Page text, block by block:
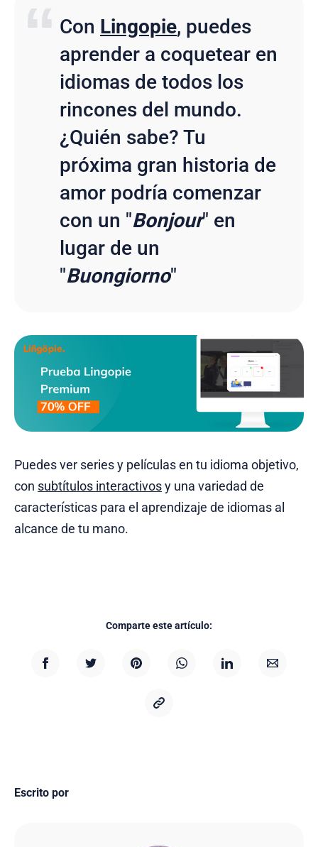
Con Lingopie, puedes
aprender a coquetear en
idiomas de todos los
rincones del mundo.
¿Quién sabe? Tu
próxima gran historia de
amor podría comenzar
con un "Bonjour" en
lugar de un
"Buongiorno"
Puedes ver series y películas en tu idioma objetivo,
con subtítulos interactivosy una variedad de
características para el aprendizaje de idiomas al
alcance de tu mano.
Comparte este artículo:
Escrito por